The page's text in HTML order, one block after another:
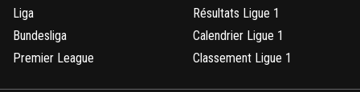
Liga
Bundesliga
Premier League
Résultats Ligue 1
Calendrier Ligue 1
Classement Ligue 1